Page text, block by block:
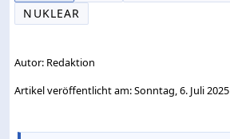
NUKLEAR
Autor: Redaktion
Artikel veröffentlicht am: Sonntag, 6. Juli 2025